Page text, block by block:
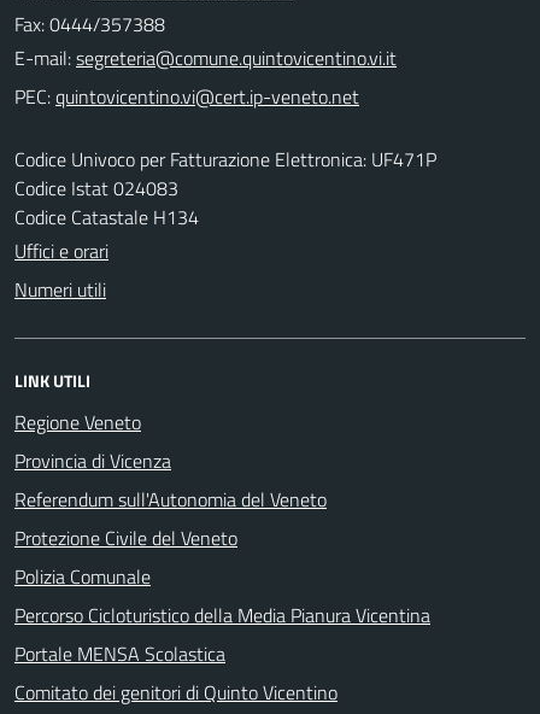
Fax: 0444/357388
E-mail:
PEC:
Codice Univoco per Fatturazione Elettronica: UF471P
Codice Istat 024083
Codice Catastale H134
Uffici e orari
Numeri utili
LINK UTILI
Regione Veneto
Provincia di Vicenza
Referendum sull'Autonomia del Veneto
Protezione Civile del Veneto
Polizia Comunale
Percorso Cicloturistico della Media Pianura Vicentina
Portale MENSA Scolastica
Comitato dei genitori di Quinto Vicentino